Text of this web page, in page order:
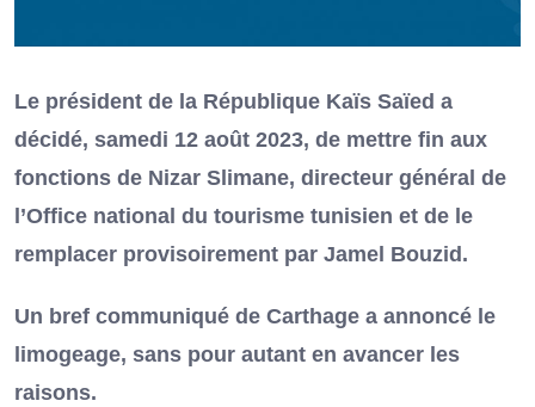
Le président de la République Kaïs Saïed a
décidé, samedi 12 août 2023, de mettre fin aux
fonctions de Nizar Slimane, directeur général de
l’Office national du tourisme tunisien et de le
remplacer provisoirement par Jamel Bouzid.
Un bref communiqué de Carthage a annoncé le
limogeage, sans pour autant en avancer les
raisons.